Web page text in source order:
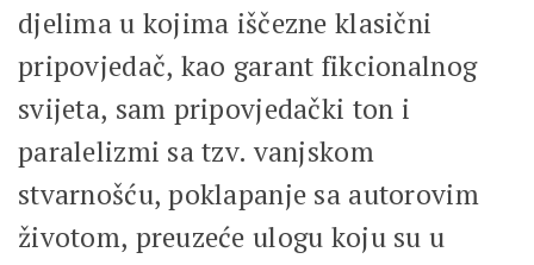
djelima u kojima iščezne klasični
pripovjedač, kao garant fikcionalnog
svijeta, sam pripovjedački ton i
paralelizmi sa tzv. vanjskom
stvarnošću, poklapanje sa autorovim
životom, preuzeće ulogu koju su u